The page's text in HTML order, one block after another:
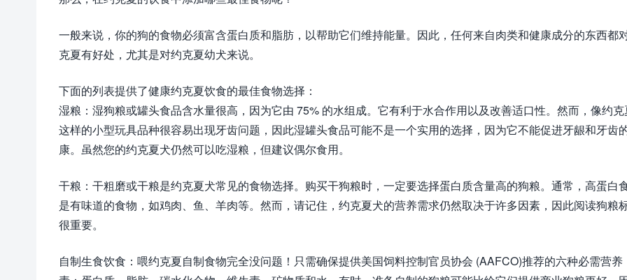
一般来说，你的狗的食物必须富含蛋白质和脂肪，以帮助它们维持能量。因此，任何来自肉类和健康成分的东西都
克夏有好处，尤其是对约克夏幼犬来说。
下面的列表提供了健康约克夏饮食的最佳食物选择：
湿粮：湿狗粮或罐头食品含水量很高，因为它由 75% 的水组成。它有利于水合作用以及改善适口性。然而，像约
这样的小型玩具品种很容易出现牙齿问题，因此湿罐头食品可能不是一个实用的选择，因为它不能促进牙龈和牙齿
康。虽然您的约克夏犬仍然可以吃湿粮，但建议偶尔食用。
干粮：干粗磨或干粮是约克夏犬常见的食物选择。购买干狗粮时，一定要选择蛋白质含量高的狗粮。通常，高蛋白
是有味道的食物，如鸡肉、鱼、羊肉等。然而，请记住，约克夏犬的营养需求仍然取决于许多因素，因此阅读狗粮
很重要。
自制生食饮食：喂约克夏自制食物完全没问题！只需确保提供美国饲料控制官员协会 (AAFCO)推荐的六种必需营养